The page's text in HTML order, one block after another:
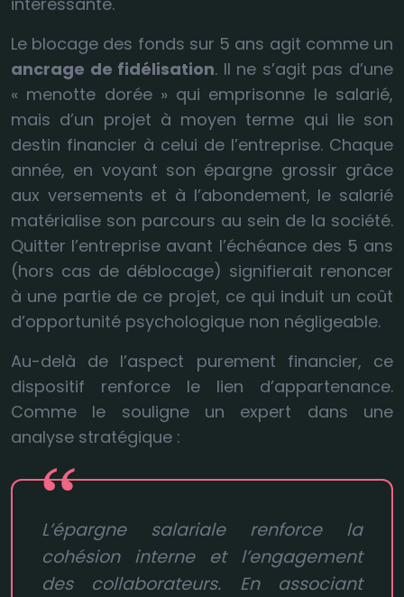
Le blocage des fonds sur 5 ans agit comme un
ancrage de fidélisation. Il ne s’agit pas d’une
« menotte dorée » qui emprisonne le salarié,
mais d’un projet à moyen terme qui lie son
destin financier à celui de l’entreprise. Chaque
année, en voyant son épargne grossir grâce
aux versements et à l’abondement, le salarié
matérialise son parcours au sein de la société.
Quitter l’entreprise avant l’échéance des 5 ans
(hors cas de déblocage) signifierait renoncer
à une partie de ce projet, ce qui induit un coût
d’opportunité psychologique non négligeable.
Au-delà de l’aspect purement financier, ce
dispositif renforce le lien d’appartenance.
Comme le souligne un expert dans une
analyse stratégique :
L’épargne salariale renforce la
cohésion interne et l’engagement
des collaborateurs. En associant